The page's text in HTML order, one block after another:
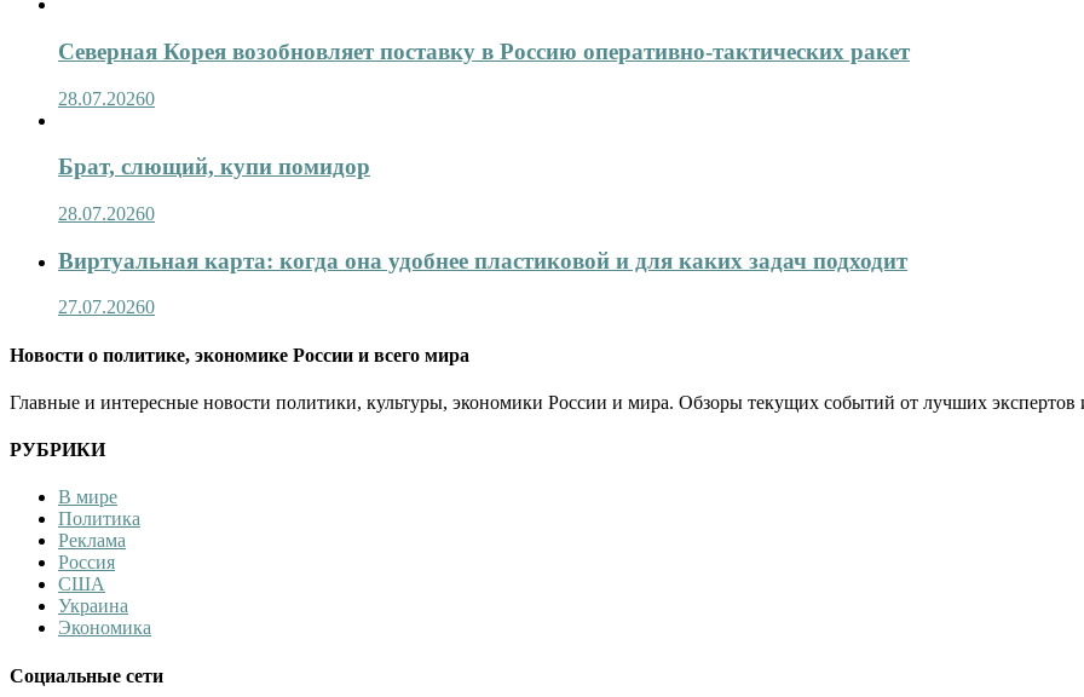
Северная Корея возобновляет поставку в Россию оперативно-тактических ракет
28.07.20260
Брат, слющий, купи помидор
28.07.20260
Виртуальная карта: когда она удобнее пластиковой и для каких задач подходит
27.07.20260
Новости о политике, экономике России и всего мира
Главные и интересные новости политики, культуры, экономики России и мира. Обзоры текущих событий от лучших экспертов
РУБРИКИ
В мире
Политика
Реклама
Россия
США
Украина
Экономика
Социальные сети